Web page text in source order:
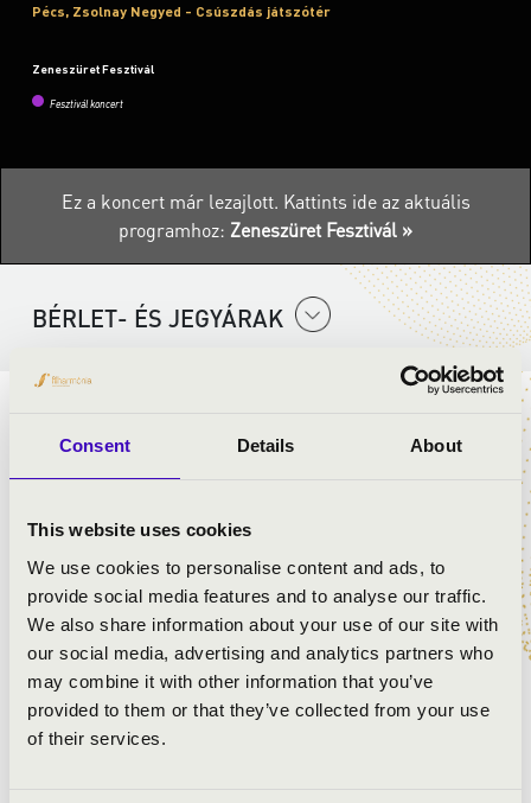
Consent Details About
This website uses cookies
We use cookies to personalise content and ads, to
provide social media features and to analyse our traffic.
We also share information about your use of our site with
our social media, advertising and analytics partners who
may combine it with other information that you’ve
provided to them or that they’ve collected from your use
of their services.
Pécs, Zsolnay Negyed - Csúszdás játszótér
Zeneszüret Fesztivál
Fesztivál koncert
Ez a koncert már lezajlott. Kattints ide az aktuális
programhoz: Zeneszüret Fesztivál »
BÉRLET- ÉS JEGYÁRAK
ELŐADÓK:
Balásy Szabolcs- zongora
Kusnyér Anna- ének
MŰSOR:
Alan Menken: Aranyhaj és a nagy gubanc - Mikor
kezdhetnék élni már